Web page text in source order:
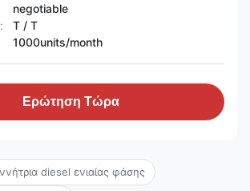
negotiable
T / T
1000units/month
Ερώτηση Τώρα
diesel ενιαίας φάσης